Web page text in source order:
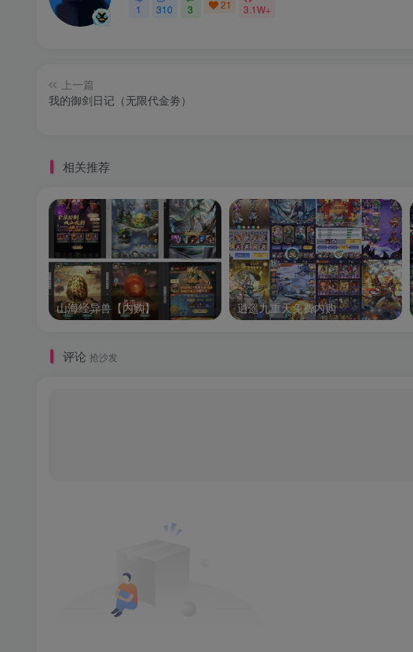
1 310 3 21 3.1W+
上一篇
我的御剑日记（无限代金劵）
相关推荐
山海经异兽【内购】 逍遥九重天免费内购
评论 抢沙发